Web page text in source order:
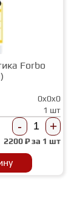
Forbo
0x0x0
1 шт
- +
2200₽ за 1 шт